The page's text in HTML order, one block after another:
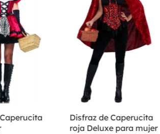
Disfraz de Caperucita
roja Deluxe para mujer